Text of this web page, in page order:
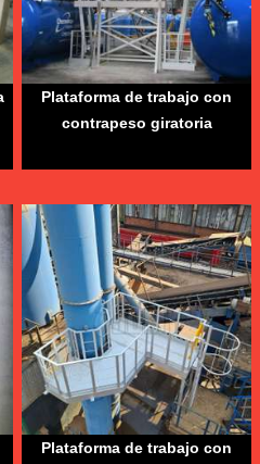
Plataforma de trabajo con
contrapeso giratoria
Plataforma de trabajo con